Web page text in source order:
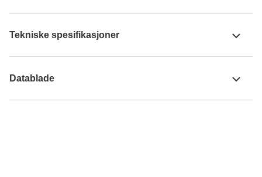
Tekniske spesifikasjoner
Datablade